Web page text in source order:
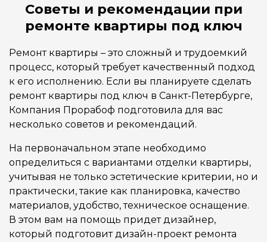
Советы и рекомендации при
ремонте квартиры под ключ
Ремонт квартиры – это сложный и трудоемкий
процесс, который требует качественный подход
к его исполнению. Если вы планируете сделать
ремонт квартиры под ключ в Санкт-Петербурге,
Компания Прорабоф подготовила для вас
несколько советов и рекомендаций.
На первоначальном этапе необходимо
определиться с вариантами отделки квартиры,
учитывая не только эстетические критерии, но и
практически, такие как планировка, качество
материалов, удобство, техническое оснащение.
В этом вам на помощь придет дизайнер,
который подготовит дизайн-проект ремонта